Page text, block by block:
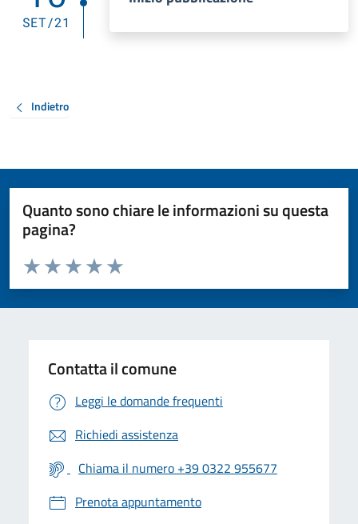
SET/21
Indietro
Quanto sono chiare le informazioni su questa
pagina?
Valuta da 1 a 5 stelle la pagina
Valuta 5 stelle su 5
Valuta 4 stelle su 5
Valuta 3 stelle su 5
Valuta 2 stelle su 5
Valuta 1 stelle su 5
Contatta il comune
Leggi le domande frequenti
Richiedi assistenza
Chiama il numero +39 0322 955677
Prenota appuntamento